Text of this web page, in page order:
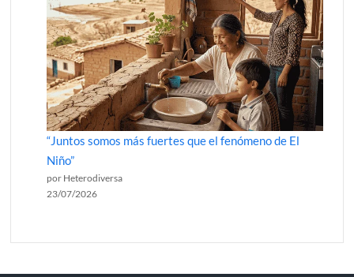
“Juntos somos más fuertes que el fenómeno de El
Niño”
por Heterodiversa
23/07/2026